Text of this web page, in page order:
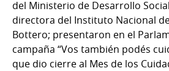
del Ministerio de Desarrollo
directora del Instituto Nacional
Bottero; presentaron en el
campaña “Vos también podés
que dio cierre al Mes de los